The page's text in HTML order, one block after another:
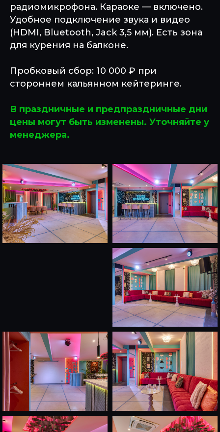
радиомикрофона. Караоке — включено.
Удобное подключение звука и видео
(HDMI, Bluetooth, Jack 3,5 мм). Есть зона
для курения на балконе.
Пробковый сбор: 10 000 ₽ при
стороннем кальянном кейтеринге.
В праздничные и предпраздничные дни
цены могут быть изменены. Уточняйте у
менеджера.